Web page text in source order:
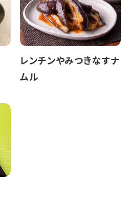
レンチンやみつきなすナ
ムル